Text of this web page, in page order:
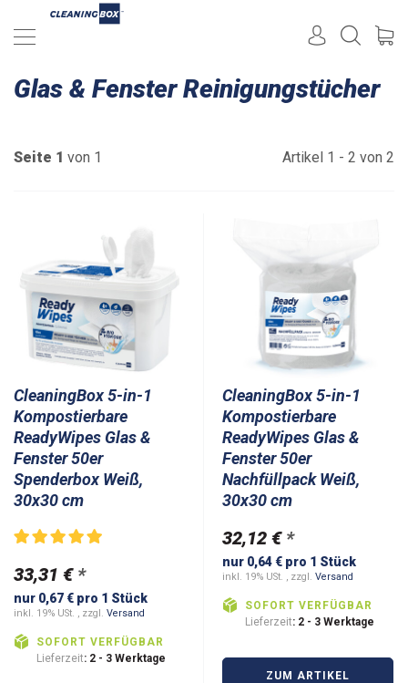
Glas & Fenster Reinigungstücher
Seite 1 von 1 Artikel 1 - 2 von 2
CleaningBox 5-in-1
Kompostierbare
ReadyWipes Glas &
Fenster 50er
Spenderbox Weiß,
30x30 cm
33,31 € *
nur 0,67 € pro 1 Stück
inkl. 19% USt. , zzgl. Versand
SOFORT VERFÜGBAR
Lieferzeit: 2 - 3 Werktage
CleaningBox 5-in-1
Kompostierbare
ReadyWipes Glas &
Fenster 50er
Nachfüllpack Weiß,
30x30 cm
32,12 € *
nur 0,64 € pro 1 Stück
inkl. 19% USt. , zzgl. Versand
SOFORT VERFÜGBAR
Lieferzeit: 2 - 3 Werktage
ZUM ARTIKEL